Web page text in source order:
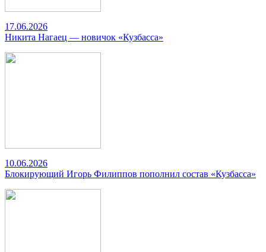
17.06.2026
Никита Нагаец — новичок «Кузбасса»
10.06.2026
Блокирующий Игорь Филиппов пополнил состав «Кузбасса»